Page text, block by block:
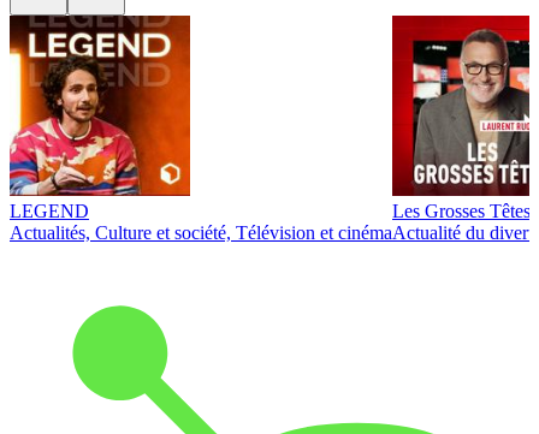
LEGEND
Actualités, Culture et société, Télévision et cinéma
Les Grosses Têtes
Actualité du